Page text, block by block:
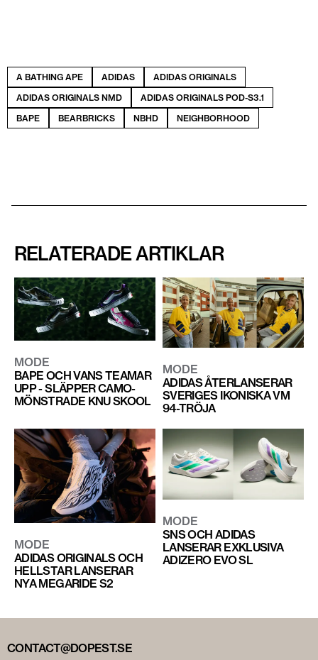
A BATHING APE ADIDAS
ADIDAS ORIGINALS
ADIDAS ORIGINALS NMD
ADIDAS ORIGINALS POD-S3.1
BAPE
BEARBRICKS NBHD NEIGHBORHOOD
RELATERADE ARTIKLAR
MODE
BAPE OCH VANS TEAMAR
UPP - SLÄPPER CAMO-
MÖNSTRADE KNU SKOOL
MODE
ADIDAS ÅTERLANSERAR
SVERIGES IKONISKA VM
94-TRÖJA
MODE
ADIDAS ORIGINALS OCH
HELLSTAR LANSERAR
NYA MEGARIDE S2
MODE
SNS OCH ADIDAS
LANSERAR EXKLUSIVA
ADIZERO EVO SL
CONTACT@DOPEST.SE